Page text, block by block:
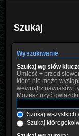
Szukaj
Wyszukiwanie
Szukaj wg słów
Umieść +przed
które nie może
wewnątrz nawiasów,
Możesz użyć
Szukaj
Szukaj